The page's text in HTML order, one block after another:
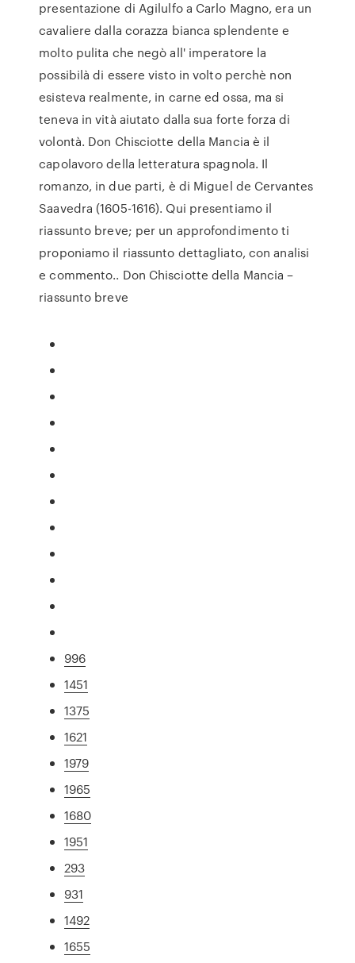
presentazione di Agilulfo a Carlo Magno, era un
cavaliere dalla corazza bianca splendente e
molto pulita che negò all' imperatore la
possibilà di essere visto in volto perchè non
esisteva realmente, in carne ed ossa, ma si
teneva in vità aiutato dalla sua forte forza di
volontà. Don Chisciotte della Mancia è il
capolavoro della letteratura spagnola. Il
romanzo, in due parti, è di Miguel de Cervantes
Saavedra (1605-1616). Qui presentiamo il
riassunto breve; per un approfondimento ti
proponiamo il riassunto dettagliato, con analisi
e commento.. Don Chisciotte della Mancia –
riassunto breve
996
1451
1375
1621
1979
1965
1680
1951
293
931
1492
1655